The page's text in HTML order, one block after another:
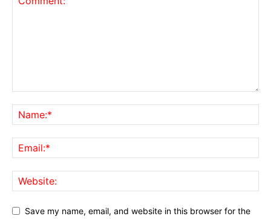
Save my name, email, and website in this browser for the